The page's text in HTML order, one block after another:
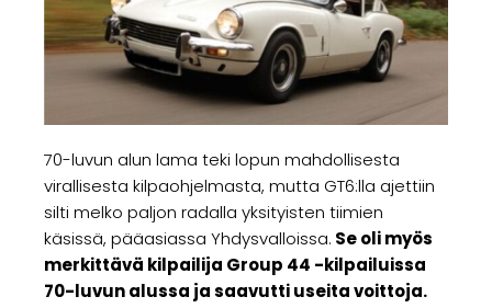
70-luvun alun lama teki lopun mahdollisesta
virallisesta kilpaohjelmasta, mutta GT6:lla ajettiin
silti melko paljon radalla yksityisten tiimien
käsissä, pääasiassa Yhdysvalloissa. Se oli myös
merkittävä kilpailija Group 44 -kilpailuissa
70-luvun alussa ja saavutti useita voittoja.